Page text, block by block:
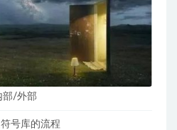
部/外部
号库的流程